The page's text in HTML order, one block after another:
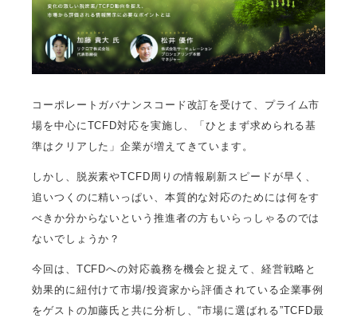
コーポレートガバナンスコード改訂を受けて、プライム市
場を中心にTCFD対応を実施し、「ひとまず求められる基
準はクリアした」企業が増えてきています。
しかし、脱炭素やTCFD周りの情報刷新スピードが早く、
追いつくのに精いっぱい、本質的な対応のためには何をす
べきか分からないという推進者の方もいらっしゃるのでは
ないでしょうか？
今回は、TCFDへの対応義務を機会と捉えて、経営戦略と
効果的に紐付けて市場/投資家から評価されている企業事例
をゲストの加藤氏と共に分析し、“市場に選ばれる”TCFD最